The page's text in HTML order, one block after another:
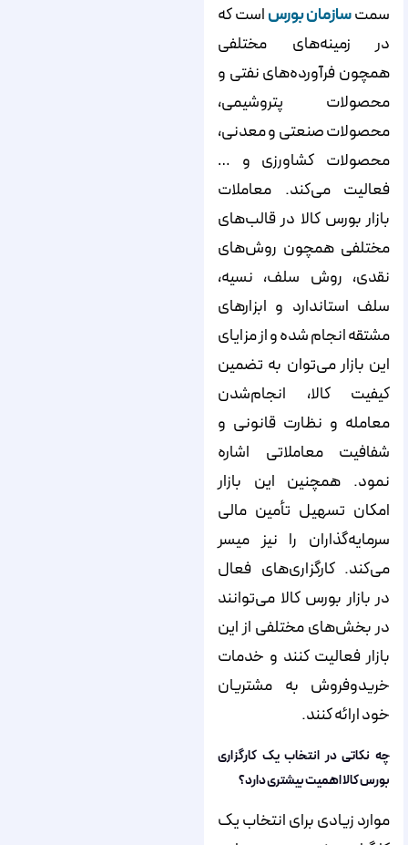
سمتسازمان بورساست که
در زمینه‌های مختلفی
همچون فرآورده‌های نفتی و
محصولات پتروشیمی،
محصولات صنعتی و معدنی،
محصولات کشاورزی و …
فعالیت می‌کند. معاملات
بازار بورس کالا در قالب‌های
مختلفی همچون روش‌های
نقدی، روش سلف، نسیه،
سلف استاندارد و ابزارهای
مشتقه انجام شده و از مزایای
این بازار می‌توان به تضمین
کیفیت کالا، انجام‌شدن
معامله و نظارت قانونی و
شفافیت معاملاتی اشاره
نمود. همچنین این بازار
امکان تسهیل تأمین مالی
سرمایه‌گذاران را نیز میسر
می‌کند. کارگزاری‌های فعال
در بازار بورس کالا می‌توانند
در بخش‌های مختلفی از این
بازار فعالیت کنند و خدمات
خریدوفروش به مشتریان
خود ارائه کنند.
چه نکاتی در انتخاب یک کارگزاری
بورس کالا اهمیت بیشتری دارد؟
موارد زیادی برای انتخاب یک